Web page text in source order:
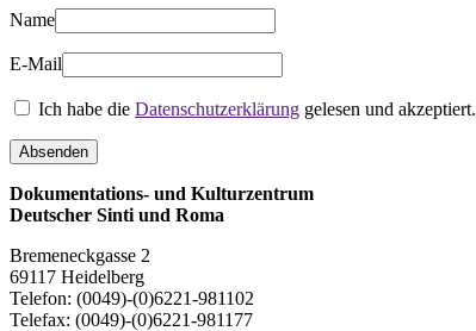
Name
E-Mail
Ich habe die Datenschutzerklärung gelesen und akzeptiert.
Dokumentations- und Kulturzentrum
Deutscher Sinti und Roma
Bremeneckgasse 2
69117 Heidelberg
Telefon: (0049)-(0)6221-981102
Telefax: (0049)-(0)6221-981177